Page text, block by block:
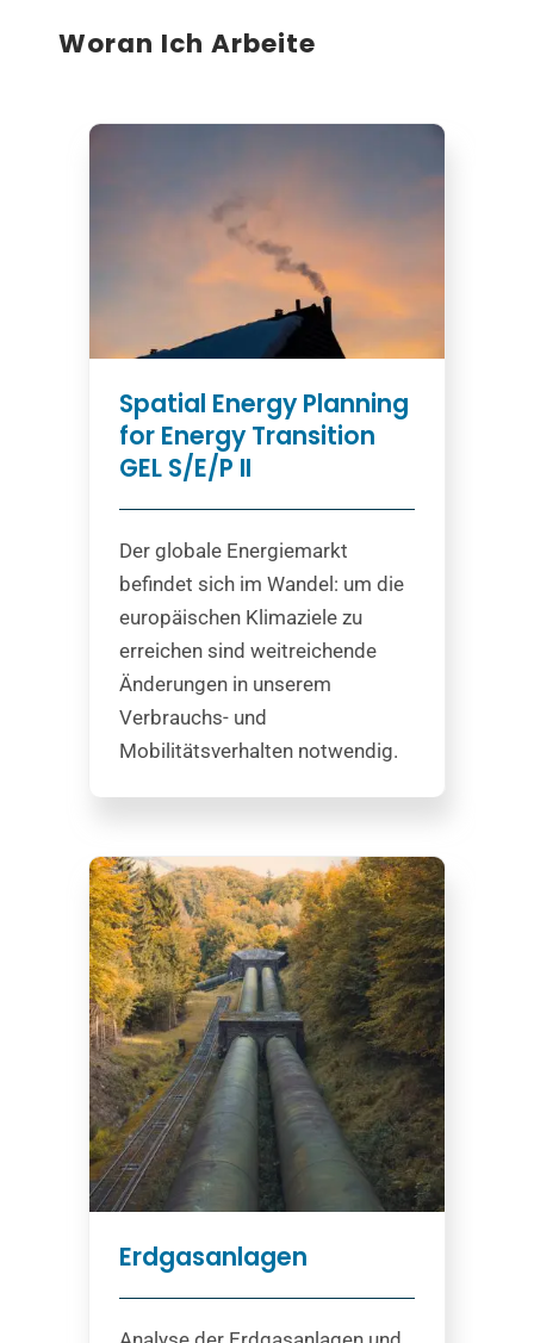
Woran Ich Arbeite
Spatial Energy Planning
for Energy Transition
GEL S/E/P II
Der globale Energiemarkt
befindet sich im Wandel: um die
europäischen Klimaziele zu
erreichen sind weitreichende
Änderungen in unserem
Verbrauchs- und
Mobilitätsverhalten notwendig.
Erdgasanlagen